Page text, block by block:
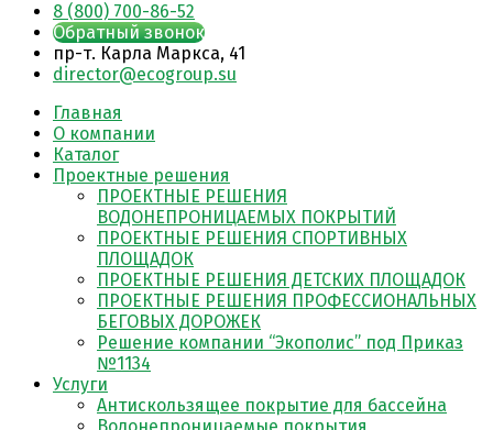
8 (800) 700-86-52
Обратный звонок
​пр-т. Карла Маркса, 41
director@ecogroup.su
Главная
О компании
Каталог
Проектные решения
ПРОЕКТНЫЕ РЕШЕНИЯ
ВОДОНЕПРОНИЦАЕМЫХ ПОКРЫТИЙ
ПРОЕКТНЫЕ РЕШЕНИЯ СПОРТИВНЫХ
ПЛОЩАДОК
ПРОЕКТНЫЕ РЕШЕНИЯ ДЕТСКИХ ПЛОЩАДОК
ПРОЕКТНЫЕ РЕШЕНИЯ ПРОФЕССИОНАЛЬНЫХ
БЕГОВЫХ ДОРОЖЕК
Решение компании “Экополис” под Приказ
№1134
Услуги
Антискользящее покрытие для бассейна